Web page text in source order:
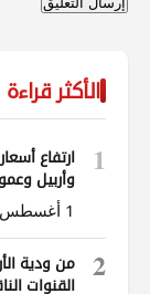
الأكثر قراءة
1
ارتفاع
وأربيل
1 أغسطس
2
القنوات